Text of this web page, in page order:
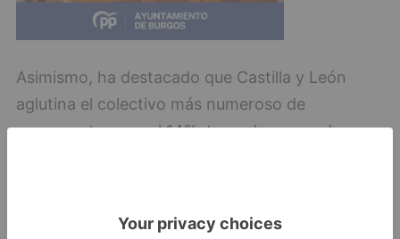
Asimismo, ha destacado que Castilla y León
aglutina el colectivo más numeroso de
cooperantes con el 14%, tan solo superada por